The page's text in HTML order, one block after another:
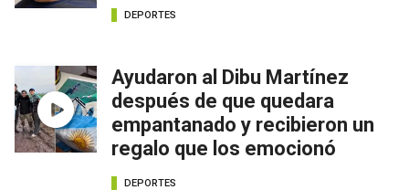
DEPORTES
Ayudaron al Dibu Martínez
después de que quedara
empantanado y recibieron un
regalo que los emocionó
DEPORTES